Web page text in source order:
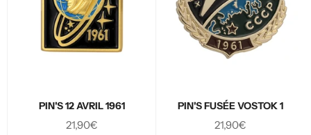
PIN'S 12 AVRIL 1961
Prix
21,90€
PIN'S FUSÉE VOSTOK 1
Prix
21,90€